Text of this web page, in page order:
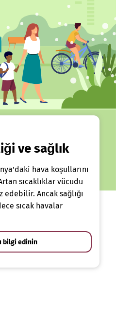
ve sağlık
hava koşullarını
sıcaklıklar vücudu
edebilir. Ancak sağlığı
sıcak havalar
bilgi edinin